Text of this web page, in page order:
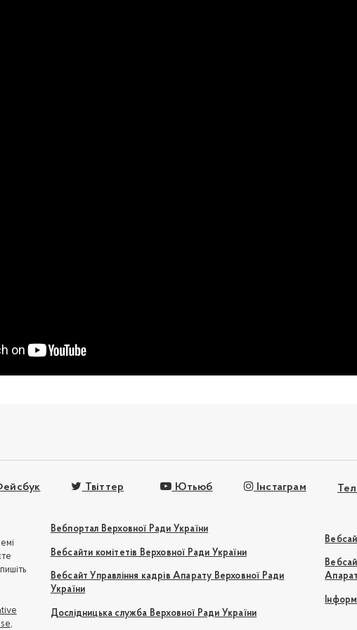
Твіттер Ютьюб Інстаграм
Вебпортал Верховної Ради України
Вебсайти комітетів Верховної Ради України
Вебсайт Управління кадрів Апарату Верховної Ради
України
Дослідницька служба Верховної Ради України
,